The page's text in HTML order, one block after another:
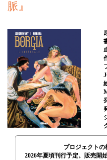
脈』
プロジェクトの
2026年夏頃刊行予定。販売開